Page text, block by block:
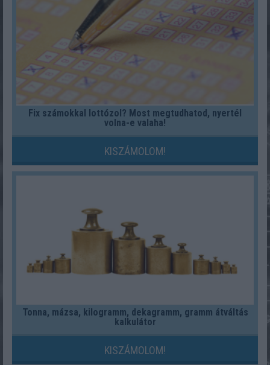
Fix számokkal lottózol? Most megtudhatod, nyertél
volna-e valaha!
KISZÁMOLOM!
Tonna, mázsa, kilogramm, dekagramm, gramm átváltás
kalkulátor
KISZÁMOLOM!